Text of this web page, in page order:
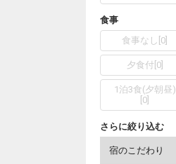
食事
食事なし 0
夕食付 0]
1泊3食(夕朝昼)
0
さらに絞り込む
宿のこだわり